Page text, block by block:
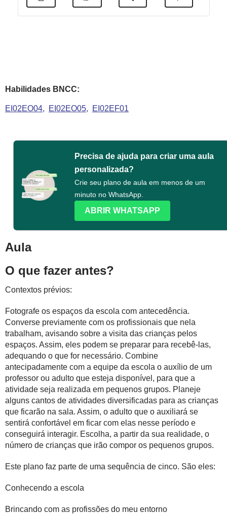
Habilidades BNCC:
EI02EO04 EI02EO05 EI02EF01
Precisa de ajuda para criar uma aula
personalizada?
Crie seu plano de aula em menos de um
minuto no WhatsApp.
ABRIR WHATSAPP
Aula
O que fazer antes?
Contextos prévios:
Fotografe os espaços da escola com antecedência.
Converse previamente com os profissionais que nela
trabalham, avisando sobre a visita das crianças pelos
espaços. Assim, eles podem se preparar para recebê-las,
adequando o que for necessário. Combine
antecipadamente com a equipe da escola o auxílio de um
professor ou adulto que esteja disponível, para que a
atividade seja realizada em pequenos grupos. Planeje
alguns cantos de atividades diversificadas para as crianças
que ficarão na sala. Assim, o adulto que o auxiliará se
sentirá confortável em ficar com elas nesse período e
conseguirá interagir. Escolha, a partir da sua realidade, o
número de crianças que irão compor os pequenos grupos.
Este plano faz parte de uma sequência de cinco. São eles:
Conhecendo a escola
Brincando com as profissões do meu entorno